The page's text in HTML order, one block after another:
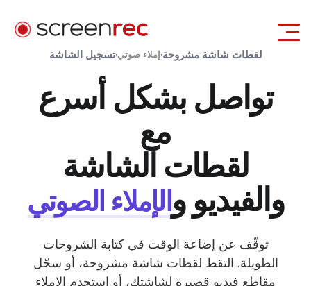
حالات الاستخدام
تسجيل الدخول تحميل مجاني
تسجيل الشاشة·إملاء صوتي·لقطات شاشة مشروحة
تواصل بشكل أسرع
مع
لقطات الشاشة
والفيديو والإملاء الصوتي
توقّف عن إضاعة الوقت في كتابة الشروحات
الطويلة. التقط لقطات شاشة مشروحة، أو سجّل
مقاطع فيديو قصيرة لشاشتك، أو استخدم الإملاء